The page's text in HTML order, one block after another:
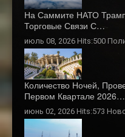
На Саммите НАТО
Торговые Связи С…
июль 08, 2026 Hits:500
Количество Ночей,
Первом Квартале 2026…
июнь 02, 2026 Hits:573